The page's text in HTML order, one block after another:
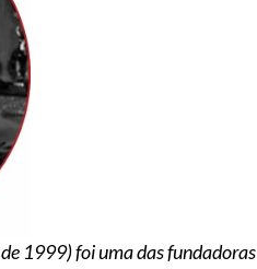
1999) foi uma das